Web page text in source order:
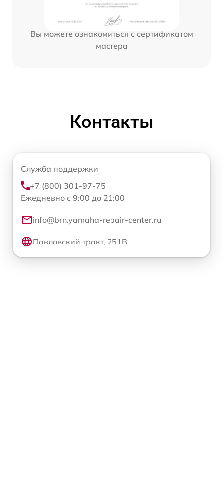
Вы можете ознакомиться с сертификатом
мастера
Контакты
Служба поддержки
+7 (800) 301-97-75
Ежедневно с 9:00 до 21:00
info@brn.yamaha-repair-center.ru
Павловский тракт, 251В